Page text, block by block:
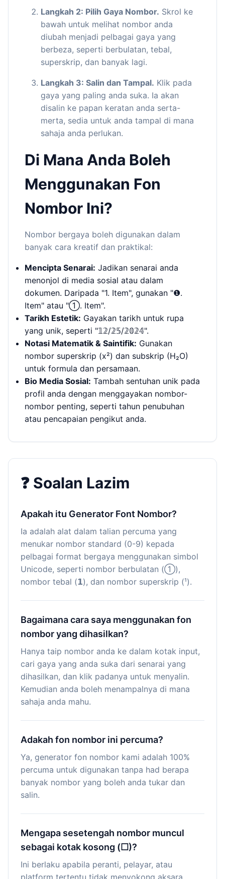
Langkah 2: Pilih Gaya Nombor. Skrol ke
bawah untuk melihat nombor anda
diubah menjadi pelbagai gaya yang
berbeza, seperti berbulatan, tebal,
superskrip, dan banyak lagi.
Langkah 3: Salin dan Tampal. Klik pada
gaya yang paling anda suka. Ia akan
disalin ke papan keratan anda serta-
merta, sedia untuk anda tampal di mana
sahaja anda perlukan.
Di Mana Anda Boleh
Menggunakan Fon
Nombor Ini?
Nombor bergaya boleh digunakan dalam
banyak cara kreatif dan praktikal:
Mencipta Senarai: Jadikan senarai anda
menonjol di media sosial atau dalam
dokumen. Daripada "1. Item", gunakan "❶.
Item" atau "①. Item".
Tarikh Estetik: Gayakan tarikh untuk rupa
yang unik, seperti "𝟙𝟚/𝟚𝟝/𝟚𝟘𝟚𝟜".
Notasi Matematik & Saintifik: Gunakan
nombor superskrip (x²) dan subskrip (H₂O)
untuk formula dan persamaan.
Bio Media Sosial: Tambah sentuhan unik pada
profil anda dengan menggayakan nombor-
nombor penting, seperti tahun penubuhan
atau pencapaian pengikut anda.
❓ Soalan Lazim
Apakah itu Generator Font Nombor?
Ia adalah alat dalam talian percuma yang
menukar nombor standard (0-9) kepada
pelbagai format bergaya menggunakan simbol
Unicode, seperti nombor berbulatan (①),
nombor tebal (𝟭), dan nombor superskrip (¹).
Bagaimana cara saya menggunakan fon
nombor yang dihasilkan?
Hanya taip nombor anda ke dalam kotak input,
cari gaya yang anda suka dari senarai yang
dihasilkan, dan klik padanya untuk menyalin.
Kemudian anda boleh menampalnya di mana
sahaja anda mahu.
Adakah fon nombor ini percuma?
Ya, generator fon nombor kami adalah 100%
percuma untuk digunakan tanpa had berapa
banyak nombor yang boleh anda tukar dan
salin.
Mengapa sesetengah nombor muncul
sebagai kotak kosong (☐)?
Ini berlaku apabila peranti, pelayar, atau
platform tertentu tidak menyokong aksara